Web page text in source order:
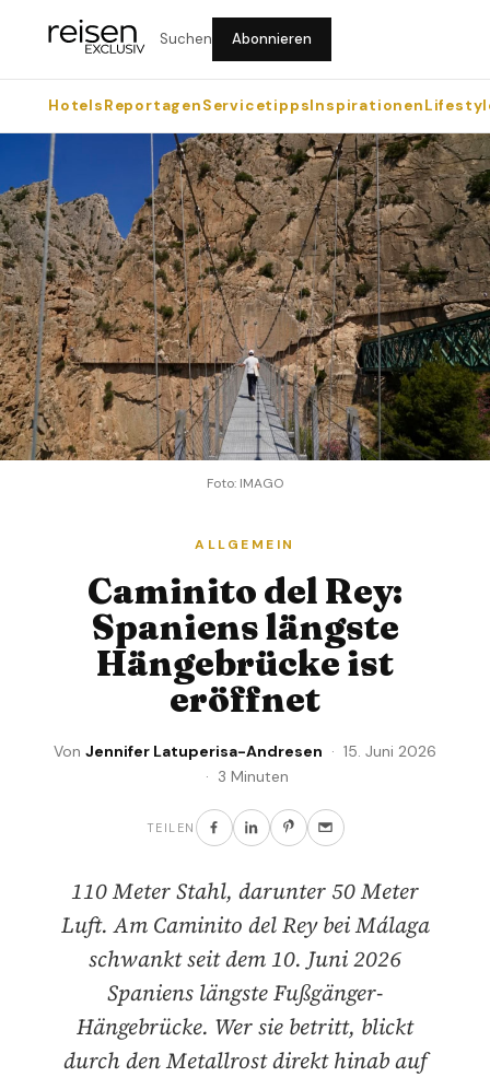
Suchen Abonnieren
HotelsReportagenServicetippsInspirationen
Foto: IMAGO
ALLGEMEIN
Caminito del Rey:
Spaniens längste
Hängebrücke ist
eröffnet
Von Jennifer Latuperisa-Andresen · 15. Juni 2026
· 3 Minuten
TEILEN
110 Meter Stahl, darunter 50 Meter
Luft. Am Caminito del Rey bei Málaga
schwankt seit dem 10. Juni 2026
Spaniens längste Fußgänger-
Hängebrücke. Wer sie betritt, blickt
durch den Metallrost direkt hinab auf